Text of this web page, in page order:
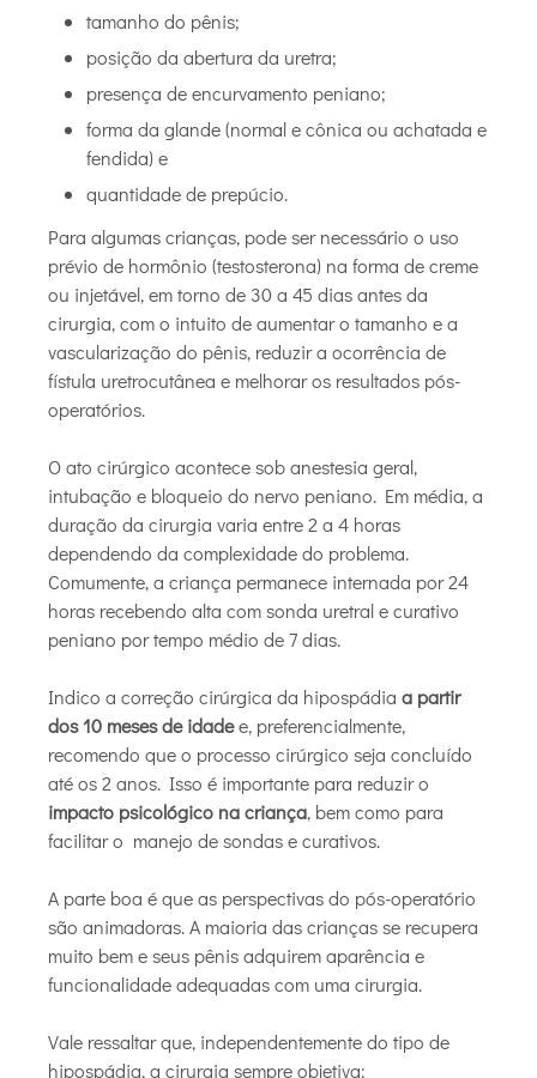
tamanho do pênis;
posição da abertura da uretra;
presença de encurvamento peniano;
forma da glande (normal e cônica ou achatada e
fendida) e
quantidade de prepúcio.
Para algumas crianças, pode ser necessário o uso
prévio de hormônio (testosterona) na forma de creme
ou injetável, em torno de 30 a 45 dias antes da
cirurgia, com o intuito de aumentar o tamanho e a
vascularização do pênis, reduzir a ocorrência de
fístula uretrocutânea e melhorar os resultados pós-
operatórios.
O ato cirúrgico acontece sob anestesia geral,
intubação e bloqueio do nervo peniano. Em média, a
duração da cirurgia varia entre 2 a 4 horas
dependendo da complexidade do problema.
Comumente, a criança permanece internada por 24
horas recebendo alta com sonda uretral e curativo
peniano por tempo médio de 7 dias.
Indico a correção cirúrgica da hipospádia a partir
dos 10 meses de idadee, preferencialmente,
recomendo que o processo cirúrgico seja concluído
até os 2 anos. Isso é importante para reduzir o
impacto psicológico na criança, bem como para
facilitar o manejo de sondas e curativos.
A parte boa é que as perspectivas do pós-operatório
são animadoras. A maioria das crianças se recupera
muito bem e seus pênis adquirem aparência e
funcionalidade adequadas com uma cirurgia.
Vale ressaltar que, independentemente do tipo de
hipospádia, a cirurgia sempre objetiva: